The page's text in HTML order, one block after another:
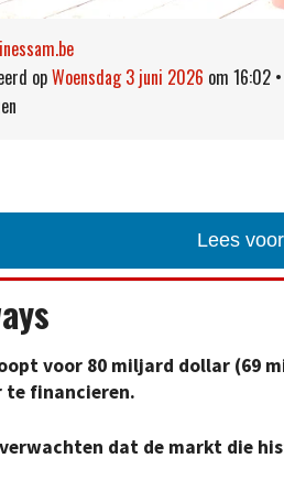
op woensdag 3 juni 2026 om 16:02 •
Lees voor
voor 80 miljard dollar (69
financieren.
dat de markt die